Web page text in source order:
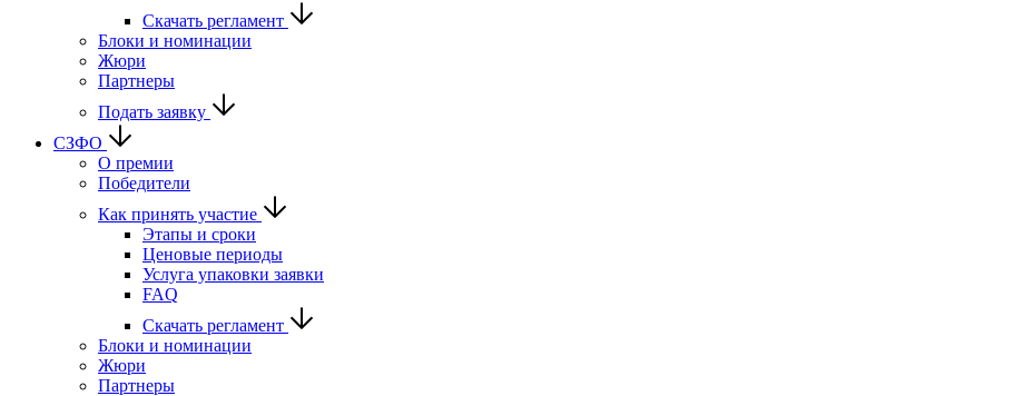
Скачать регламент
Блоки и номинации
Жюри
Партнеры
Подать заявку
СЗФО
О премии
Победители
Как принять участие
Этапы и сроки
Ценовые периоды
Услуга упаковки заявки
FAQ
Скачать регламент
Блоки и номинации
Жюри
Партнеры